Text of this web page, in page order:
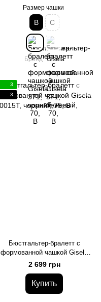
Размер чашки
B C
Бренд Gisela
3
3
Бюстгальтер-бралетт с
формованной чашкой Gisela
10015T, чорний*, 75, B
2 699 грн
Купить